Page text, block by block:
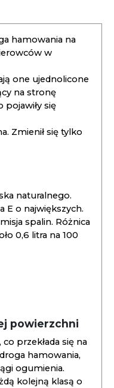
hamowania na
w
one ujednolicone
na stronę
się
Zmienił się tylko
naturalnego.
E o największych.
spalin. Różnica
0,6 litra na 100
powierzchni
przekłada się na
hamowania,
ogumienia.
kolejną klasą o